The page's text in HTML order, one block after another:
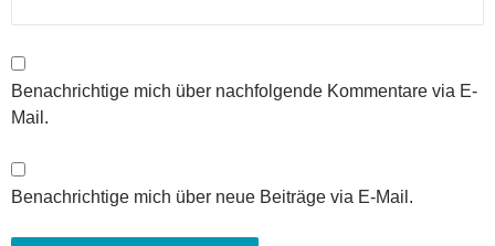
Benachrichtige mich über nachfolgende Kommentare via E-
Mail.
Benachrichtige mich über neue Beiträge via E-Mail.